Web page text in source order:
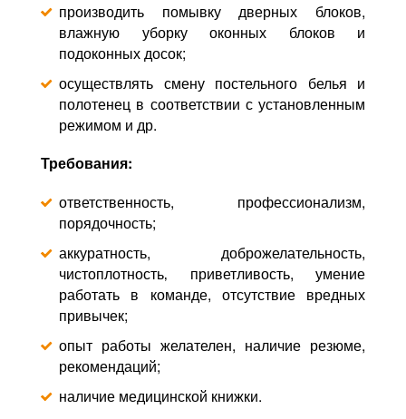
производить помывку дверных блоков,
влажную уборку оконных блоков и
подоконных досок;
осуществлять смену постельного белья и
полотенец в соответствии с установленным
режимом и др.
Требования:
ответственность, профессионализм,
порядочность;
аккуратность, доброжелательность,
чистоплотность‚ приветливость, умение
работать в команде, отсутствие вредных
привычек;
опыт работы желателен, наличие резюме,
рекомендаций;
наличие медицинской книжки.